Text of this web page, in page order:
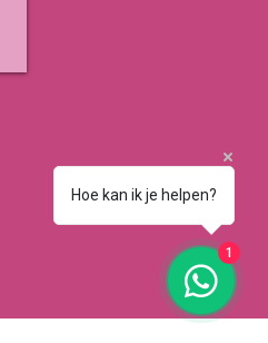
Hoe kan ik je helpen?
1